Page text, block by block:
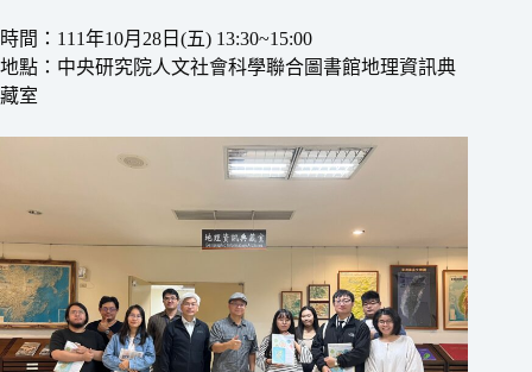
時間：111年10月28日(五) 13:30~15:00
地點：中央研究院人文社會科學聯合圖書館地理資訊典
藏室